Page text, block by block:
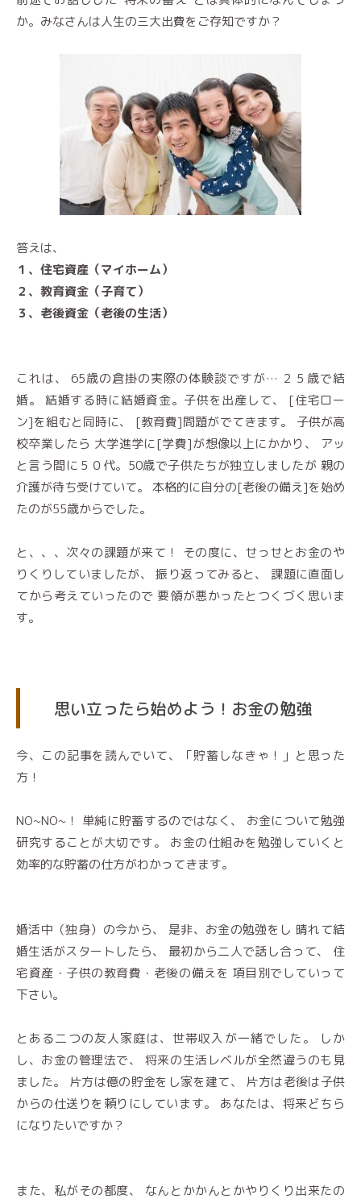
か。みなさんは人生の三大出費をご存知ですか？
答えは、
１、住宅資産（マイホーム）
２、教育資金（子育て）
３、老後資金（老後の生活）
これは、 65歳の倉掛の実際の体験談ですが… ２５歳で結
婚。 結婚する時に結婚資金。子供を出産して、 [住宅ロー
ン]を組むと同時に、 [教育費]問題がでてきます。 子供が高
校卒業したら 大学進学に[学費]が想像以上にかかり、 アッ
と言う間に５０代。50歳で子供たちが独立しましたが 親の
介護が待ち受けていて。 本格的に自分の[老後の備え]を始め
たのが55歳からでした。
と、、、次々の課題が来て！ その度に、せっせとお金のや
りくりしていましたが、 振り返ってみると、 課題に直面し
てから考えていったので 要領が悪かったとつくづく思いま
す。
思い立ったら始めよう！お金の勉強
今、この記事を読んでいて、「貯蓄しなきゃ！」と思った
方！
NO~NO~！ 単純に貯蓄するのではなく、 お金について勉強
研究することが大切です。 お金の仕組みを勉強していくと
効率的な貯蓄の仕方がわかってきます。
婚活中（独身）の今から、 是非、お金の勉強をし 晴れて結
婚生活がスタートしたら、 最初から二人で話し合って、 住
宅資産・子供の教育費・老後の備えを 項目別でしていって
下さい。
とある二つの友人家庭は、世帯収入が一緒でした。 しか
し、お金の管理法で、 将来の生活レベルが全然違うのも見
ました。 片方は億の貯金をし家を建て、 片方は老後は子供
からの仕送りを頼りにしています。 あなたは、将来どちら
になりたいですか？
また、私がその都度、 なんとかかんとかやりくり出来たの